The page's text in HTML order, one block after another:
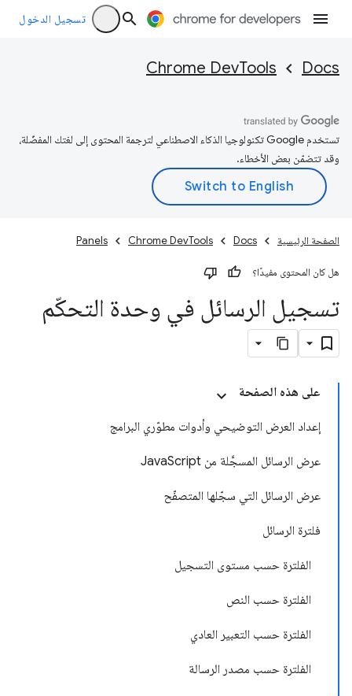
تسجيل الدخول
Docs
Chrome DevTools
تستخدم Google تكنولوجيا الذكاء الاصطناعي لترجمة المحتوى إلى لغتك المفضّلة،
وقد تتضمّن بعض الأخطاء.
الصفحة الرئيسية Docs
Chrome DevTools
Panels
هل كان المحتوى مفيدًا؟
تسجيل الرسائل في وحدة التحكّم
على هذه الصفحة
إعداد العرض التوضيحي وأدوات مطوّري البرامج
عرض الرسائل المسجَّلة من JavaScript
عرض الرسائل التي سجّلها المتصفّح
فلترة الرسائل
الفلترة حسب مستوى التسجيل
الفلترة حسب النص
الفلترة حسب التعبير العادي
الفلترة حسب مصدر الرسالة